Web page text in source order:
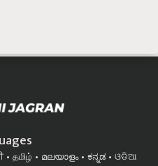
தமிழ் മലയാളം ಕನ್ನಡ
ଓଡିଆ